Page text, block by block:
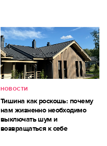
НОВОСТИ
Тишина как роскошь: почему
нам жизненно необходимо
выключать шум и
возвращаться к себе